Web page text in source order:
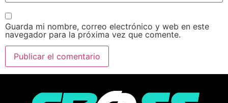
Guarda mi nombre, correo electrónico y web en este
navegador para la próxima vez que comente.